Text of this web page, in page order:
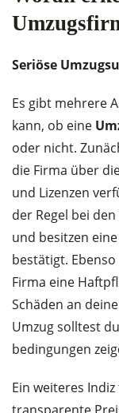
Seriöse
Es gibt mehrere
kann, ob eine
oder nicht.
die Firma über
und Lizenzen
der Regel bei
und besitzen
bestätigt.
Firma eine
Schäden an
Umzug solltest
bedingungen
Ein weiteres